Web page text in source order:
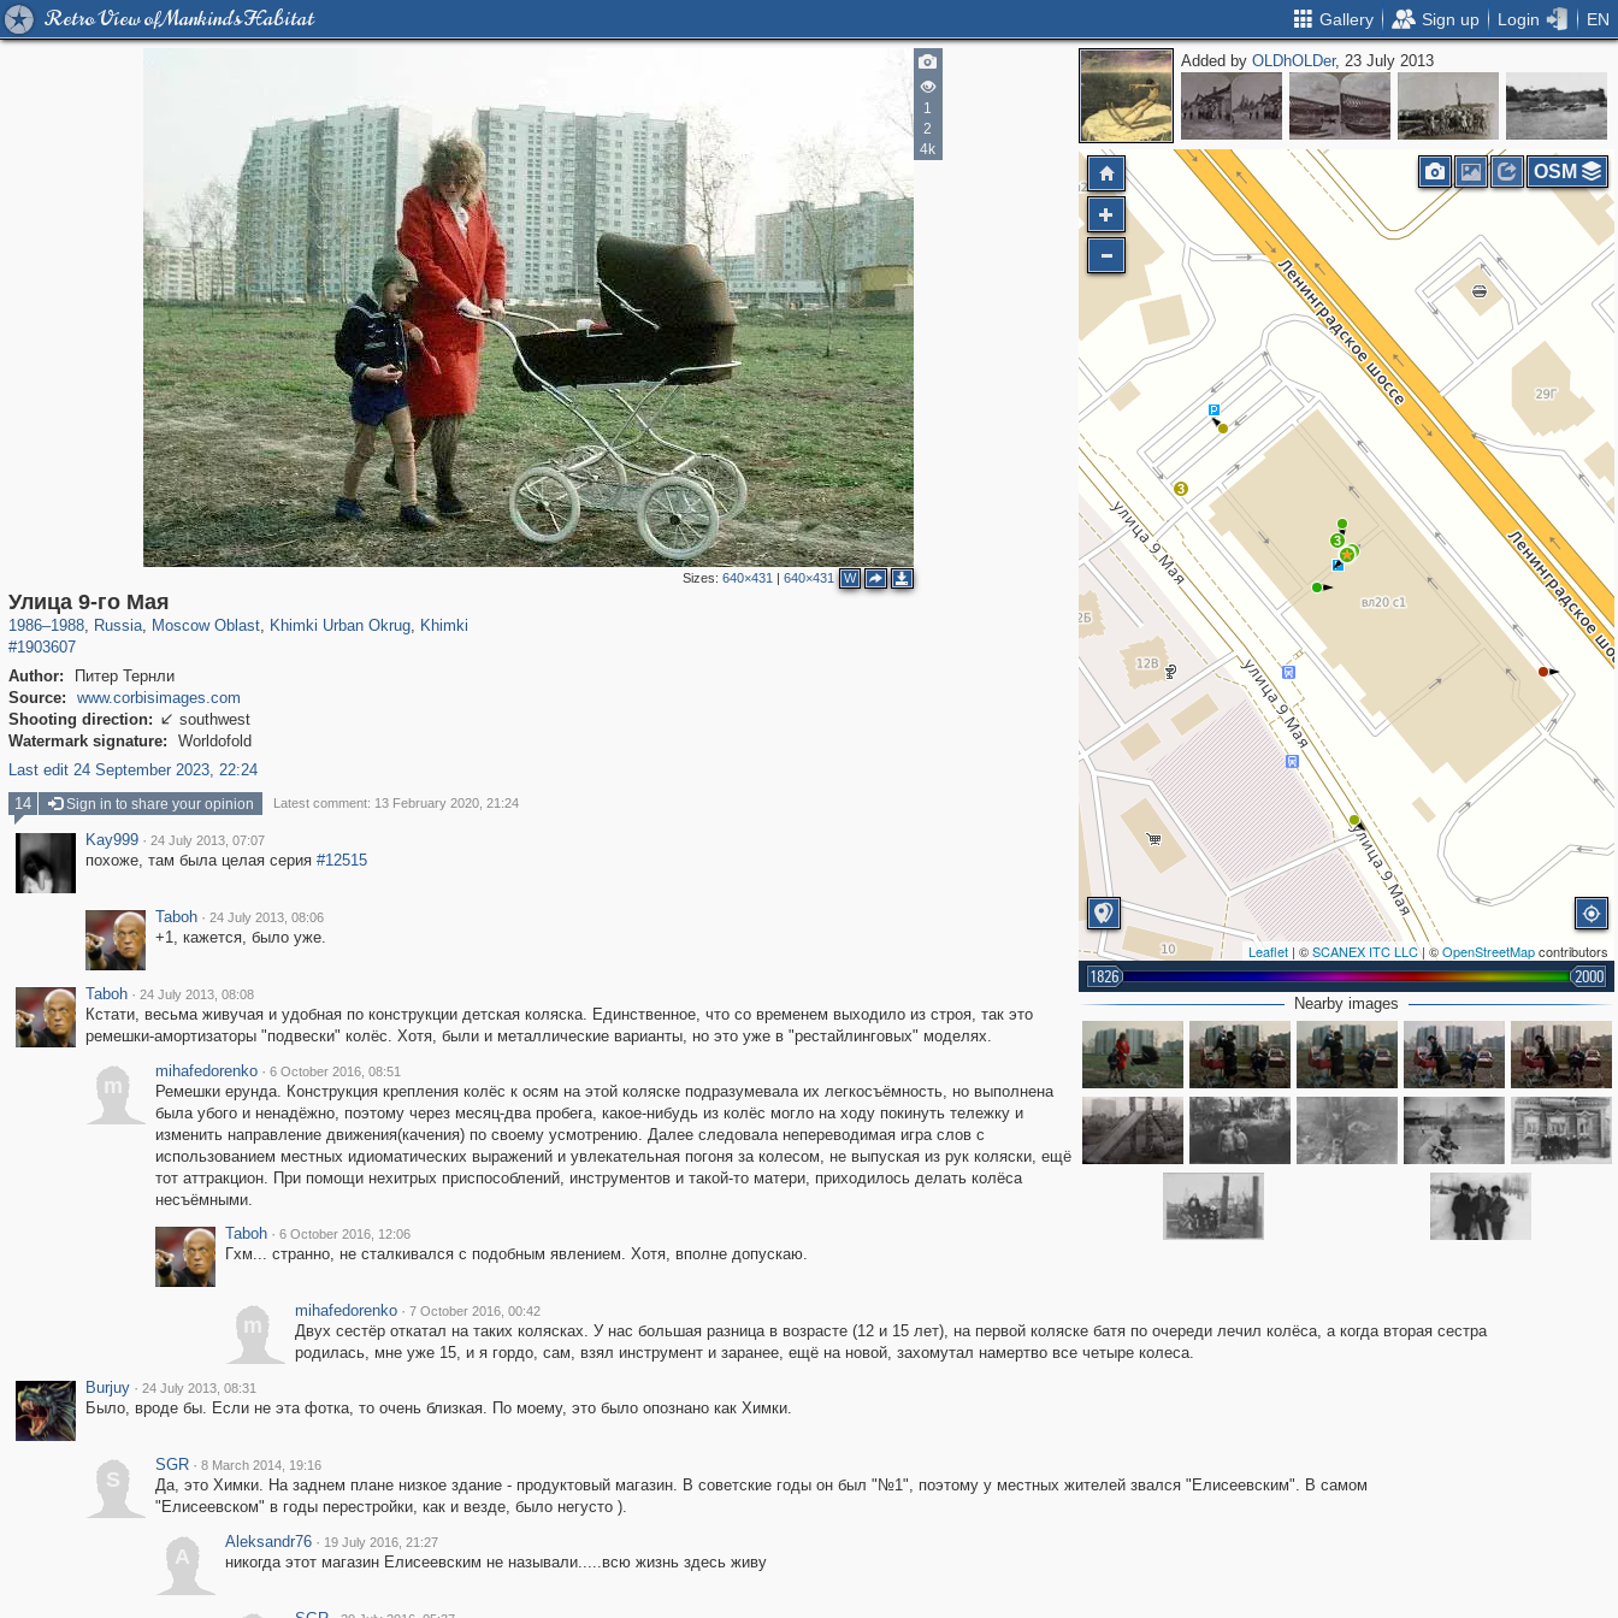
Retro View of Mankind's Habitat Gallery Sign up Login EN
1
2
4k
Sizes: 640×431 | 640×431 W
Улица 9-го Мая
1986–1988, Russia
1,406,840
, Moscow Oblast
96,438
, Khimki Urban Okrug, Khimki
#1903607
Author:
Питер Тернли
Source:
www.corbisimages.com
Shooting direction:  southwest
Watermark signature:
Worldofold
Last edit 24 September 2023, 22:24
Added byOLDhOLDer, 23 July 2013
3
2
3
Leaflet | ©SCANEX ITC LLC| ©OpenStreetMapcontributors
1826 2000
OSM
Nearby images
14 Sign in to share your opinion Latest comment: 13 February 2020, 21:24
Kay999 · 24 July 2013, 07:07
похоже, там была целая серия #12515
Taboh · 24 July 2013, 08:06
+1, кажется, было уже.
Taboh · 24 July 2013, 08:08
Кстати, весьма живучая и удобная по конструкции детская коляска. Единственное, что со временем выходило из строя, так это
ремешки-амортизаторы "подвески" колёс. Хотя, были и металлические варианты, но это уже в "рестайлинговых" моделях.
m
mihafedorenko · 6 October 2016, 08:51
Ремешки ерунда. Конструкция крепления колёс к осям на этой коляске подразумевала их легкосъёмность, но выполнена
была убого и ненадёжно, поэтому через месяц-два пробега, какое-нибудь из колёс могло на ходу покинуть тележку и
изменить направление движения(качения) по своему усмотрению. Далее следовала непереводимая игра слов с
использованием местных идиоматических выражений и увлекательная погоня за колесом, не выпуская из рук коляски, ещё
тот аттракцион. При помощи нехитрых приспособлений, инструментов и такой-то матери, приходилось делать колёса
несъёмными.
Taboh · 6 October 2016, 12:06
Гхм... странно, не сталкивался с подобным явлением. Хотя, вполне допускаю.
m
mihafedorenko · 7 October 2016, 00:42
Двух сестёр откатал на таких колясках. У нас большая разница в возрасте (12 и 15 лет), на первой коляске батя по очереди лечил колёса, а когда вторая сестра
родилась, мне уже 15, и я гордо, сам, взял инструмент и заранее, ещё на новой, захомутал намертво все четыре колеса.
Burjuy · 24 July 2013, 08:31
Было, вроде бы. Если не эта фотка, то очень близкая. По моему, это было опознано как Химки.
S
SGR · 8 March 2014, 19:16
Да, это Химки. На заднем плане низкое здание - продуктовый магазин. В советские годы он был "№1", поэтому у местных жителей звался "Елисеевским". В самом
"Елисеевском" в годы перестройки, как и везде, было негусто ).
A
Aleksandr76 · 19 July 2016, 21:27
никогда этот магазин Елисеевским не называли.....всю жизнь здесь живу